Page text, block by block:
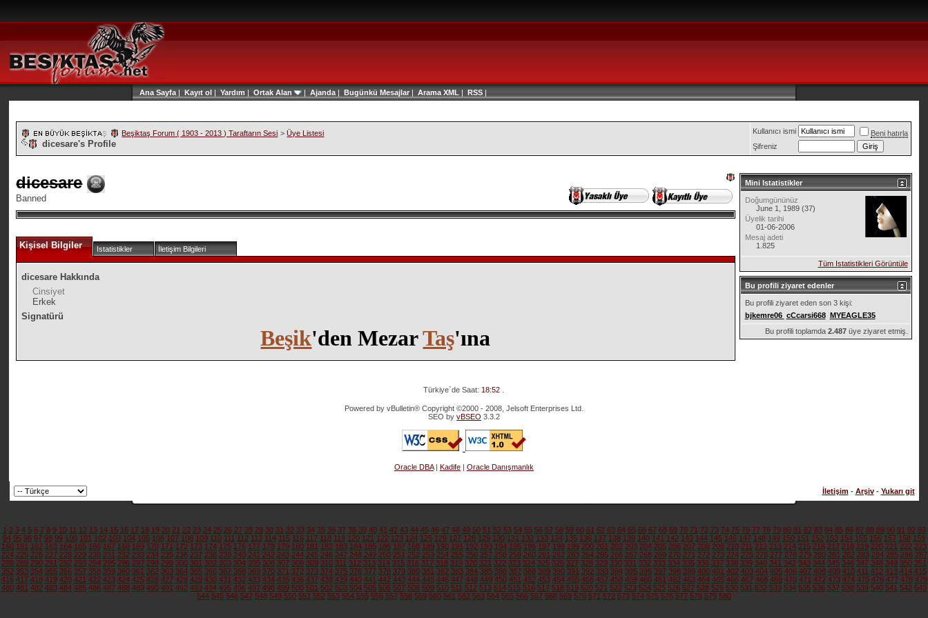
Ana Sayfa | Kayıt ol | Yardım | Ortak Alan | Ajanda | Bugünkü Mesajlar| Arama XML | RSS |
Beşiktaş Forum ( 1903 - 2013 ) Taraftarın Sesi >Üye Listesi
dicesare's Profile
Kullanıcı ismi
Beni hatırla
Şifreniz
dicesare
Banned
Kişisel Bilgiler Istatistikler İletişim Bilgileri
dicesare Hakkında
Cinsiyet
Erkek
Signatürü
Beşik'den MezarTaş'ına
Mini Istatistikler
Doğumgününüz
June 1, 1989 (37)
Üyelik tarihi
01-06-2006
Mesaj adeti
1.825
Tüm Istatistikleri Görüntüle
Bu profili ziyaret edenler
Bu profili ziyaret eden son 3 kişi:
bjkemre06 cCcarsi668 MYEAGLE35
Bu profili toplamda 2.487üye ziyaret etmiş.
Türkiye`de Saat: 18:52
Powered by vBulletin® Copyright ©2000 - 2008, Jelsoft Enterprises Ltd.
SEO by vBSEO 3.3.2
Oracle DBA| Kadife| Oracle Danışmanlık
İletişim- Arşiv- Yukarı git
1 2 3 4 5 6 7 8 9 10 11 12 13 14 15 16 17 18 19 20 21 22 23 24 25 26 27 28 29 30 31 32 33 34 35 36 37 38 39 40 41 42 43 44 45 46 47 48 49 50 51 52 53 54 55 56 57 58 59 60 61 62 63 64 65 66 67 68 69 70 71 72 73 74 75 76 77 78 79 80 81 82 83 84 85 86 87 88 89 90 91 92 93
94 95 96 97 98 99 100 101 102 103 104 105 106 107 108 109 110 111 112 113 114 115 116 117 118 119 120 121 122 123 124 125 126 127 128 129 130 131 132 133 134 135 136 137 138 139 140 141 142 143 144 145 146 147 148 149 150 151 152 153 154 155 156 157 158 159
160 161 162 163 164 165 166 167 168 169 170 171 172 173 174 175 176 177 178 179 180 181 182 183 184 185 186 187 188 189 190 191 192 193 194 195 196 197 198 199 200 201 202 203 204 205 206 207 208 209 210 211 212 213 214 215 216 217 218 219 220 221 222 223
224 225 226 227 228 229 230 231 232 233 234 235 236 237 238 239 240 241 242 243 244 245 246 247 248 249 250 251 252 253 254 255 256 257 258 259 260 261 262 263 264 265 266 267 268 269 270 271 272 273 274 275 276 277 278 279 280 281 282 283 284 285 286 287
288 289 290 291 292 293 294 295 296 297 298 299 300 301 302 303 304 305 306 307 308 309 310 311 312 313 314 315 316 317 318 319 320 321 322 323 324 325 326 327 328 329 330 331 332 333 334 335 336 337 338 339 340 341 342 343 344 345 346 347 348 349 350 351
352 353 354 355 356 357 358 359 360 361 362 363 364 365 366 367 368 369 370 371 372 373 374 375 376 377 378 379 380 381 382 383 384 385 386 387 388 389 390 391 392 393 394 395 396 397 398 399 400 401 402 403 404 405 406 407 408 409 410 411 412 413 414 415
416 417 418 419 420 421 422 423 424 425 426 427 428 429 430 431 432 433 434 435 436 437 438 439 440 441 442 443 444 445 446 447 448 449 450 451 452 453 454 455 456 457 458 459 460 461 462 463 464 465 466 467 468 469 470 471 472 473 474 475 476 477 478 479
480 481 482 483 484 485 486 487 488 489 490 491 492 493 494 495 496 497 498 499 500 501 502 503 504 505 506 507 508 509 510 511 512 513 514 515 516 517 518 519 520 521 522 523 524 525 526 527 528 529 530 531 532 533 534 535 536 537 538 539 540 541 542 543
544 545 546 547 548 549 550 551 552 553 554 555 556 557 558 559 560 561 562 563 564 565 566 567 568 569 570 571 572 573 574 575 576 577 578 579 580